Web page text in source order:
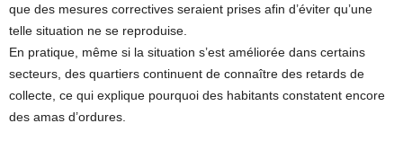
que des mesures correctives seraient prises afin d’éviter qu’une
telle situation ne se reproduise.
En pratique, même si la situation s’est améliorée dans certains
secteurs, des quartiers continuent de connaître des retards de
collecte, ce qui explique pourquoi des habitants constatent encore
des amas d’ordures.